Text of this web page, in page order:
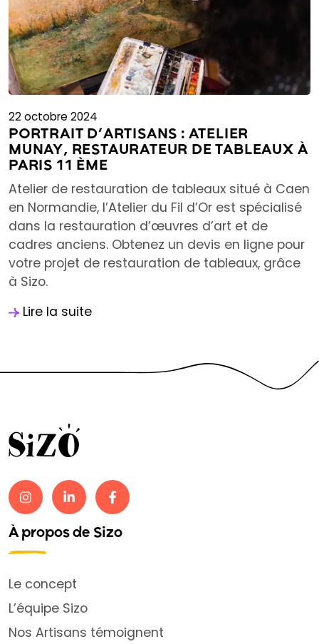
22 octobre 2024
PORTRAIT D’ARTISANS : ATELIER
MUNAY, RESTAURATEUR DE TABLEAUX À
PARIS 11 ÈME
Atelier de restauration de tableaux situé à Caen
en Normandie, l’Atelier du Fil d’Or est spécialisé
dans la restauration d’œuvres d’art et de
cadres anciens. Obtenez un devis en ligne pour
votre projet de restauration de tableaux, grâce
à Sizo.
Lire la suite
À propos de Sizo
Le concept
L’équipe Sizo
Nos Artisans témoignent